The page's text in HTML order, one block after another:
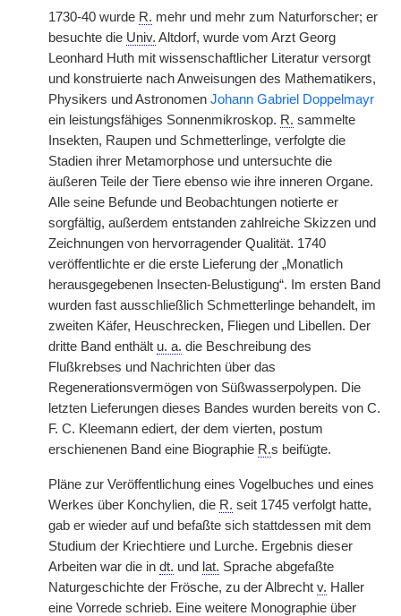
1730-40 wurde R. mehr und mehr zum Naturforscher; er
besuchte die Univ. Altdorf, wurde vom Arzt Georg
Leonhard Huth mit wissenschaftlicher Literatur versorgt
und konstruierte nach Anweisungen des Mathematikers,
Physikers und Astronomen Johann Gabriel Doppelmayr
ein leistungsfähiges Sonnenmikroskop. R. sammelte
Insekten, Raupen und Schmetterlinge, verfolgte die
Stadien ihrer Metamorphose und untersuchte die
äußeren Teile der Tiere ebenso wie ihre inneren Organe.
Alle seine Befunde und Beobachtungen notierte er
sorgfältig, außerdem entstanden zahlreiche Skizzen und
Zeichnungen von hervorragender Qualität. 1740
veröffentlichte er die erste Lieferung der „Monatlich
herausgegebenen Insecten-Belustigung“. Im ersten Band
wurden fast ausschließlich Schmetterlinge behandelt, im
zweiten Käfer, Heuschrecken, Fliegen und Libellen. Der
dritte Band enthält u. a. die Beschreibung des
Flußkrebses und Nachrichten über das
Regenerationsvermögen von Süßwasserpolypen. Die
letzten Lieferungen dieses Bandes wurden bereits von C.
F. C. Kleemann ediert, der dem vierten, postum
erschienenen Band eine Biographie R.s beifügte.
Pläne zur Veröffentlichung eines Vogelbuches und eines
Werkes über Konchylien, die R. seit 1745 verfolgt hatte,
gab er wieder auf und befaßte sich stattdessen mit dem
Studium der Kriechtiere und Lurche. Ergebnis dieser
Arbeiten war die in dt. und lat. Sprache abgefaßte
Naturgeschichte der Frösche, zu der Albrecht v. Haller
eine Vorrede schrieb. Eine weitere Monographie über